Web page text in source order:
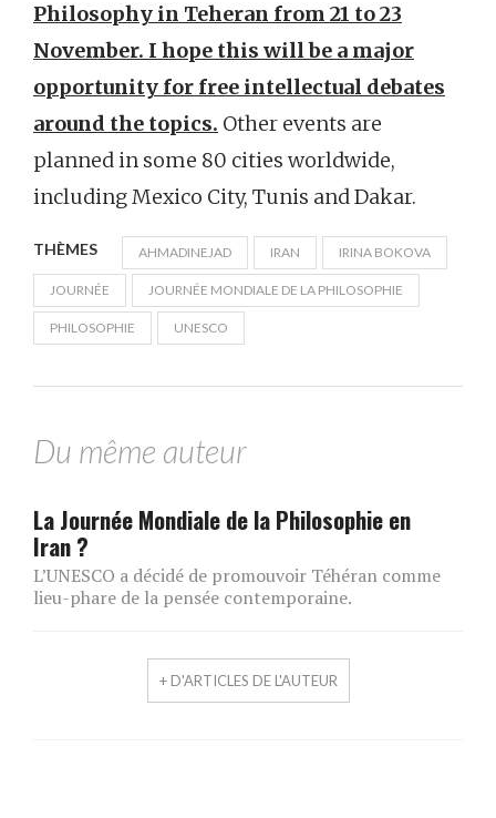
Philosophy in Teheran from 21 to 23
November. I hope this will be a major
opportunity for free intellectual debates
around the topics. Other events are
planned in some 80 cities worldwide,
including Mexico City, Tunis and Dakar.
THÈMES AHMADINEJAD IRAN IRINA BOKOVA
JOURNÉE JOURNÉE MONDIALE DE LA PHILOSOPHIE
PHILOSOPHIE UNESCO
Du même auteur
La Journée Mondiale de la Philosophie en
Iran ?
L’UNESCO a décidé de promouvoir Téhéran comme
lieu-phare de la pensée contemporaine.
+ D'ARTICLES DE L'AUTEUR